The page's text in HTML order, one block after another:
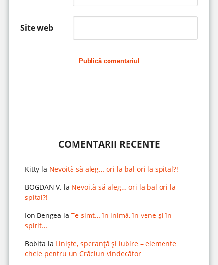
Site web
Publică comentariul
COMENTARII RECENTE
Kittyla Nevoită să aleg… ori la bal ori la spital?!
BOGDAN V. la Nevoită să aleg… ori la bal ori la
spital?!
Ion Bengea la Te simt… în inimă, în vene și în
spirit…
Bobita la Liniște, speranță și iubire – elemente
cheie pentru un Crăciun vindecător